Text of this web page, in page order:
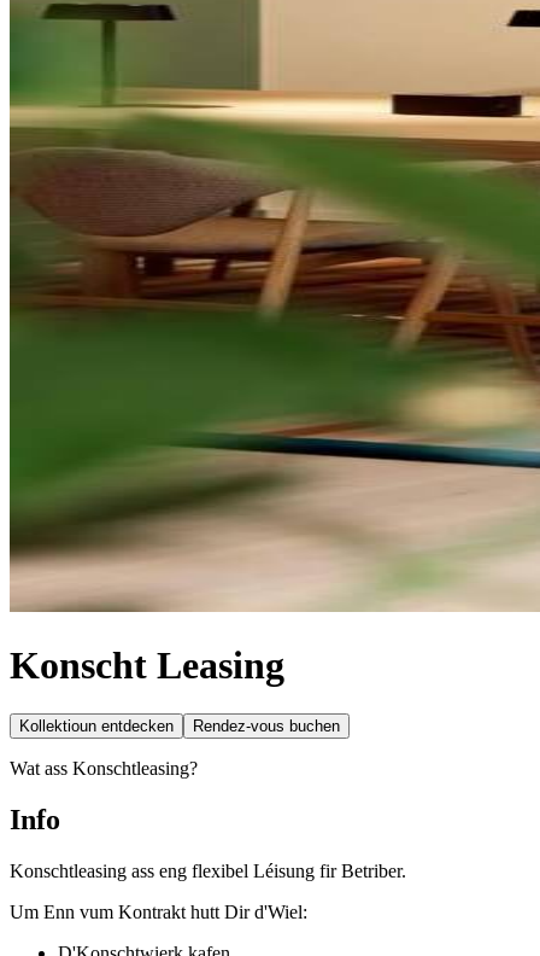
Konscht Leasing
Kollektioun entdecken Rendez-vous buchen
Wat ass Konschtleasing?
Info
Konschtleasing ass eng flexibel Léisung fir Betriber.
Um Enn vum Kontrakt hutt Dir d'Wiel: